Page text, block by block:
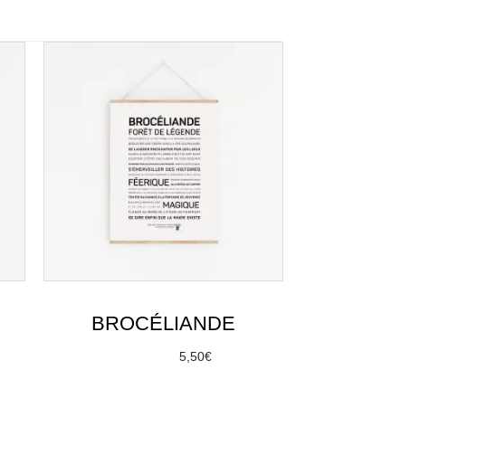
BROCÉLIANDE
5,50€